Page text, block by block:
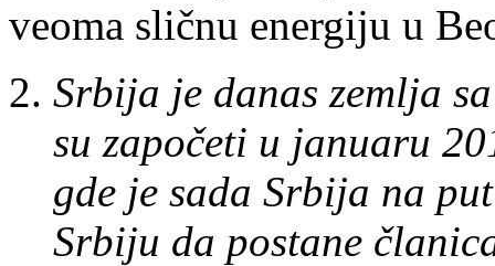
veoma sličnu energiju u
Srbija je danas zemlja
su započeti u januaru
gde je sada Srbija na
Srbiju da postane